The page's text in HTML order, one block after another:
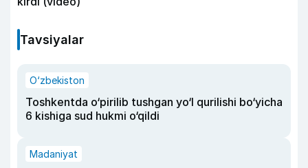
Tavsiyalar
O‘zbekiston
Toshkentda o‘pirilib tushgan yo‘l qurilishi bo‘yicha
6 kishiga sud hukmi o‘qildi
Madaniyat